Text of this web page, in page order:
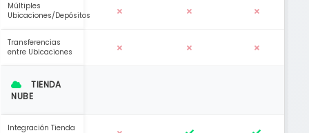
Múltiples
Ubicaciones/Depósitos
Transferencias
entre Ubicaciones
TIENDA
NUBE
Integración Tienda